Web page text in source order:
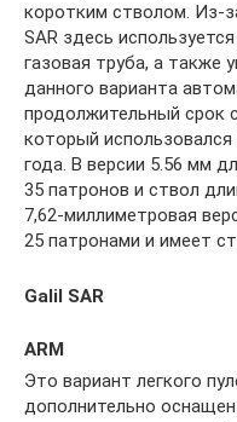
коротким стволом. Из-
SAR здесь
газовая труба, а также
данного варианта
продолжительный срок
который
года. В версии 5.56 мм
35 патронов и ствол
7,62-миллиметровая
25 патронами и имеет
Galil SAR
ARM
Это вариант легкого
дополнительно